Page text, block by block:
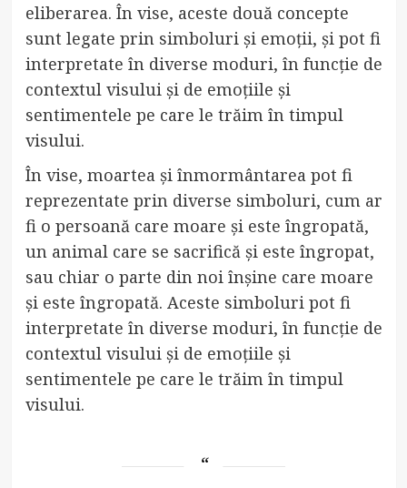
eliberarea. În vise, aceste două concepte
sunt legate prin simboluri și emoții, și pot fi
interpretate în diverse moduri, în funcție de
contextul visului și de emoțiile și
sentimentele pe care le trăim în timpul
visului.
În vise, moartea și înmormântarea pot fi
reprezentate prin diverse simboluri, cum ar
fi o persoană care moare și este îngropată,
un animal care se sacrifică și este îngropat,
sau chiar o parte din noi înșine care moare
și este îngropată. Aceste simboluri pot fi
interpretate în diverse moduri, în funcție de
contextul visului și de emoțiile și
sentimentele pe care le trăim în timpul
visului.